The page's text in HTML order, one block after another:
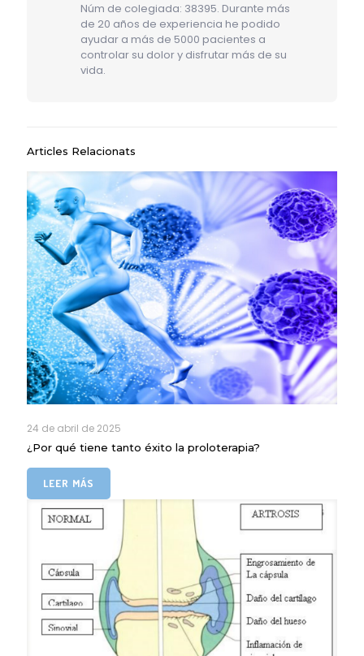
Núm de colegiada: 38395. Durante más
de 20 años de experiencia he podido
ayudar a más de 5000 pacientes a
controlar su dolor y disfrutar más de su
vida.
Articles Relacionats
24 de abril de 2025
¿Por qué tiene tanto éxito la proloterapia?
LEER MÁS